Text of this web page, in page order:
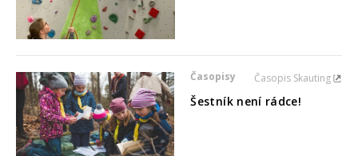
Časopisy Časopis Skauting
Šestník není rádce!